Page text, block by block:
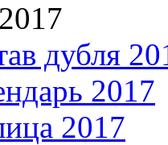
дубля
2017
2017